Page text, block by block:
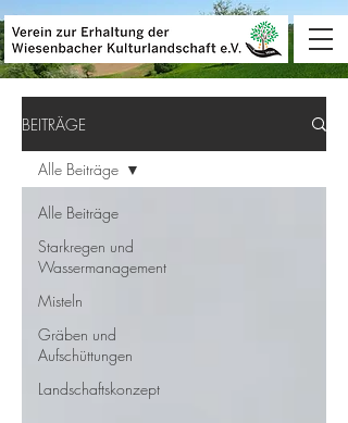
BEITRÄGE
Alle Beiträge
Starkregen und
Wassermanagement
Misteln
Gräben und
Aufschüttungen
Landschaftskonzept
Alle Beiträge